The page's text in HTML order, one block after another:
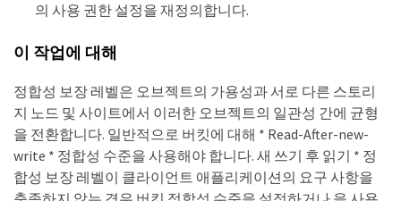
의 사용 권한 설정을 재정의합니다.
이 작업에 대해
정합성 보장 레벨은 오브젝트의 가용성과 서로 다른 스토리
지 노드 및 사이트에서 이러한 오브젝트의 일관성 간에 균형
을 전환합니다. 일반적으로 버킷에 대해 * Read-After-new-
write * 정합성 수준을 사용해야 합니다. 새 쓰기 후 읽기 * 정
합성 보장 레벨이 클라이언트 애플리케이션의 요구 사항을